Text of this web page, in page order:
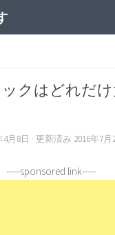
クはどれだ
4月8日 · 更新済み 2016年7月
-----sponsored link-----